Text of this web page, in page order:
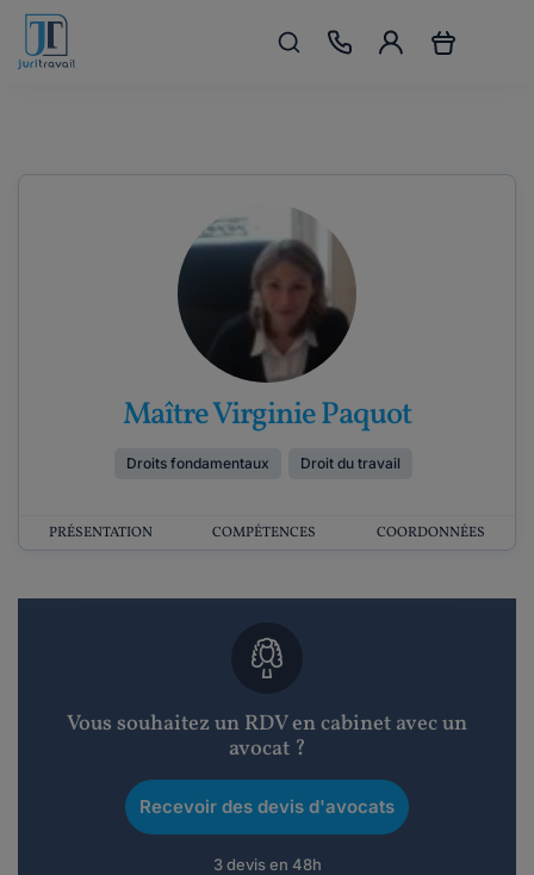
Maître Virginie Paquot
Droits fondamentaux Droit du travail
PRÉSENTATION COMPÉTENCES COORDONNÉES
Vous souhaitez un RDV en cabinet avec un
avocat ?
Recevoir des devis d'avocats
3 devis en 48h